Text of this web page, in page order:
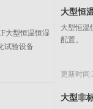
大型恒
大型恒温
配置。
更新时间
大型非